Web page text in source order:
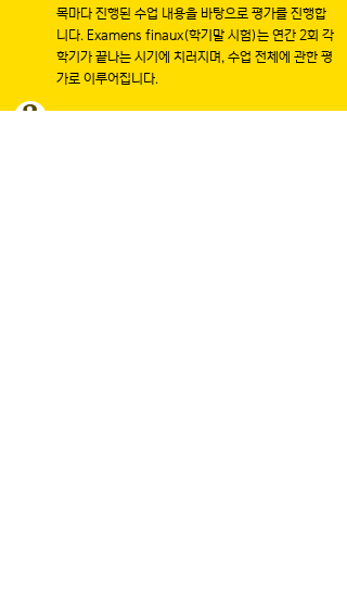
목마다 진행된 수업 내용을 바탕으로 평가를 진행합
니다. Examens finaux(학기말 시험)는 연간 2회 각
학기가 끝나는 시기에 치러지며, 수업 전체에 관한 평
가로 이루어집니다.
3